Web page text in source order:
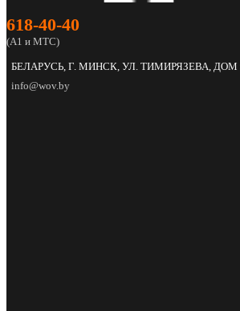
618‑40‑40
(А1 и МТС)
БЕЛАРУСЬ, Г. МИНСК, УЛ. ТИМИРЯЗЕВА, ДОМ
info@wov.by